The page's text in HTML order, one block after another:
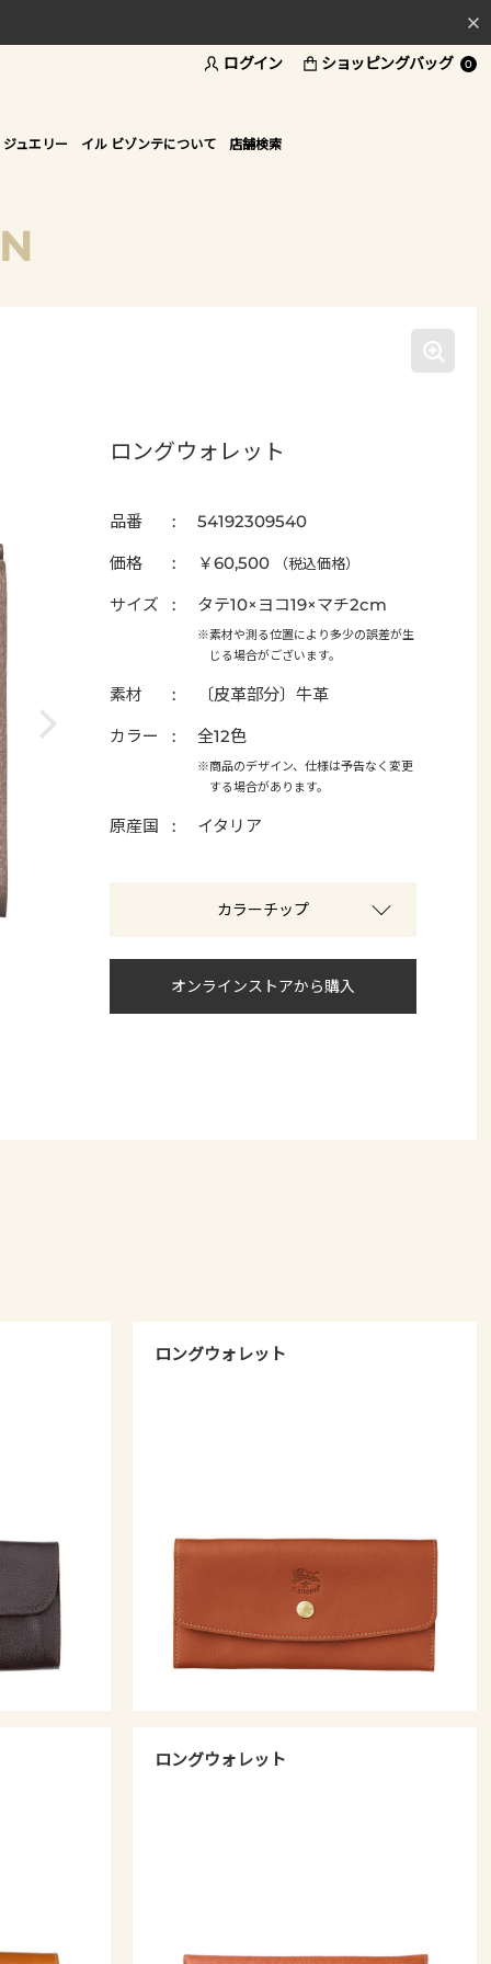
ログイン ショッピングバッグ 0
ュエリー イル ビゾンテについて 店舗検索
ロングウォレット
品番
54192309540
価格
￥60,500 （税込価格）
サイズ タテ10×ヨコ19×マチ2cm
※素材や測る位置により多少の誤差が生
じる場合がございます。
素材
〔皮革部分〕牛革
カラー
全12色
※商品のデザイン、仕様は予告なく変更
する場合があります。
原産国 イタリア
カラーチップ
オンラインストアから購入
ロングウォレット
ロングウォレット